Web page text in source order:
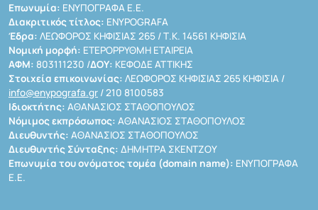
Επωνυμία: ΕΝΥΠΟΓΡΑΦΑ Ε.Ε.
Διακριτικός τίτλος: ENYPOGRAFA
Έδρα: ΛΕΩΦΟΡΟΣ ΚΗΦΙΣΙΑΣ 265 / Τ.Κ. 14561 ΚΗΦΙΣΙΑ
Νομική μορφή: ΕΤΕΡΟΡΡΥΘΜΗ ΕΤΑΙΡΕΙΑ
ΑΦΜ: 803111230 /ΔΟΥ: ΚΕΦΟΔΕ ΑΤΤΙΚΗΣ
Στοιχεία επικοινωνίας: ΛΕΩΦΟΡΟΣ ΚΗΦΙΣΙΑΣ 265 ΚΗΦΙΣΙΑ /
info@enypografa.gr / 210 8100583
Ιδιοκτήτης: ΑΘΑΝΑΣΙΟΣ ΣΤΑΘΟΠΟΥΛΟΣ
Νόμιμος εκπρόσωπος: ΑΘΑΝΑΣΙΟΣ ΣΤΑΘΟΠΟΥΛΟΣ
Διευθυντής: ΑΘΑΝΑΣΙΟΣ ΣΤΑΘΟΠΟΥΛΟΣ
Διευθυντής Σύνταξης: ΔΗΜΗΤΡΑ ΣΚΕΝΤΖΟΥ
Επωνυμία του ονόματος τομέα (domain name): ΕΝΥΠΟΓΡΑΦΑ
Ε.Ε.